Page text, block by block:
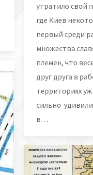
утратило свой
где Киев
первый среди
множества
племен, что
друг друга в
территориях
сильно
в…